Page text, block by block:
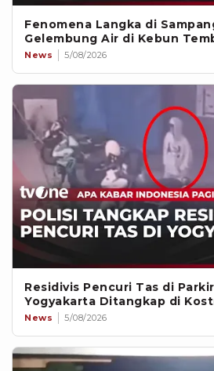
Fenomena Langka di
Gelembung Air di Kebun
News 5/08/2026
Residivis Pencuri Tas di
Yogyakarta Ditangkap di
News 5/08/2026